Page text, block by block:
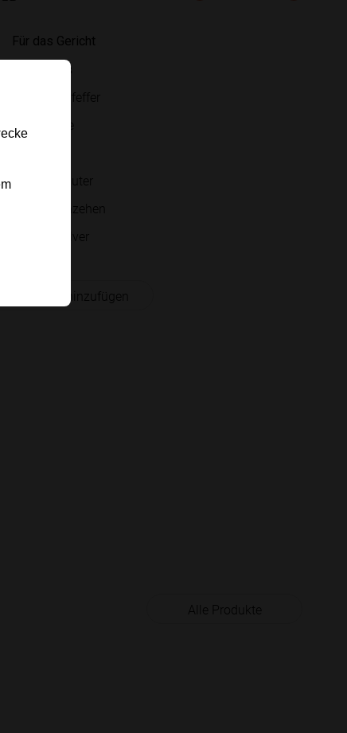
Für das Gericht
Lachsfilets
Salz und Pfeffer
Bio-Zitrone
frische Kräuter
Knoblauchzehen
Paprikapulver
hinzufügen
Alle Produkte